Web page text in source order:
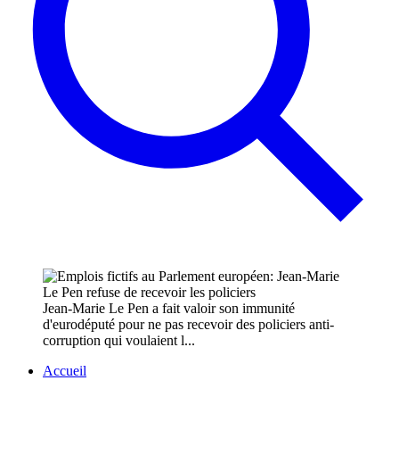
Jean-Marie Le Pen a fait valoir son immunité
d'eurodéputé pour ne pas recevoir des policiers anti-
corruption qui voulaient l...
Accueil